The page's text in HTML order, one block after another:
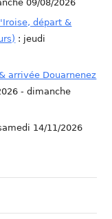
09/08/2026
départ &
: jeudi
arrivée Douarnenez
- dimanche
14/11/2026